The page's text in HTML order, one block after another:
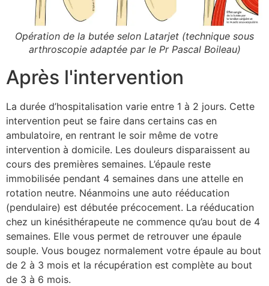
Opération de la butée selon Latarjet (technique sous
arthroscopie adaptée par le Pr Pascal Boileau)
Après l'intervention
La durée d’hospitalisation varie entre 1 à 2 jours. Cette
intervention peut se faire dans certains cas en
ambulatoire, en rentrant le soir même de votre
intervention à domicile. Les douleurs disparaissent au
cours des premières semaines. L’épaule reste
immobilisée pendant 4 semaines dans une attelle en
rotation neutre. Néanmoins une auto rééducation
(pendulaire) est débutée précocement. La rééducation
chez un kinésithérapeute ne commence qu’au bout de 4
semaines. Elle vous permet de retrouver une épaule
souple. Vous bougez normalement votre épaule au bout
de 2 à 3 mois et la récupération est complète au bout
de 3 à 6 mois.